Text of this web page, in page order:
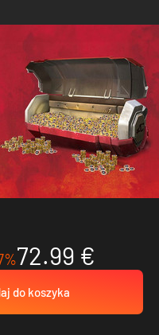
72.99 €
do koszyka